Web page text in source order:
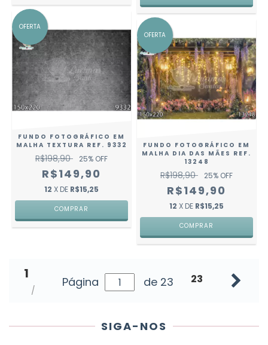
OFERTA
FUNDO FOTOGRÁFICO EM
MALHA TEXTURA REF. 9332
R$198,90 25% OFF
R$149,90
12 X DE R$15,25
COMPRAR
OFERTA
FUNDO FOTOGRÁFICO EM
MALHA DIA DAS MÃES REF.
13248
R$198,90 25% OFF
R$149,90
12 X DE R$15,25
COMPRAR
1 Página de 23 23
SIGA-NOS